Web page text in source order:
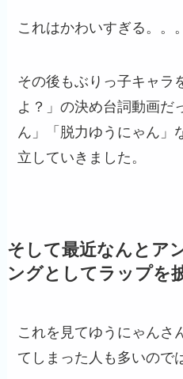
これはかわいすぎる。。
その後もぶりっ子キャラ
よ？」の決め台詞動画だ
ん」「脱力ゆうにゃん」
立していきました。
そして最近なんとア
ングとしてラップを
これを見てゆうにゃんさ
てしまった人も多いので